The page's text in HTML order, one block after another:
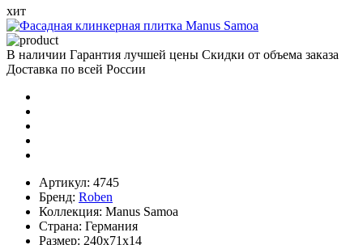
хит
В наличии Гарантия лучшей цены Скидки от объема заказа
Доставка по всей России
Артикул: 4745
Бренд: Roben
Коллекция: Manus Samoa
Страна: Германия
Размер: 240х71х14